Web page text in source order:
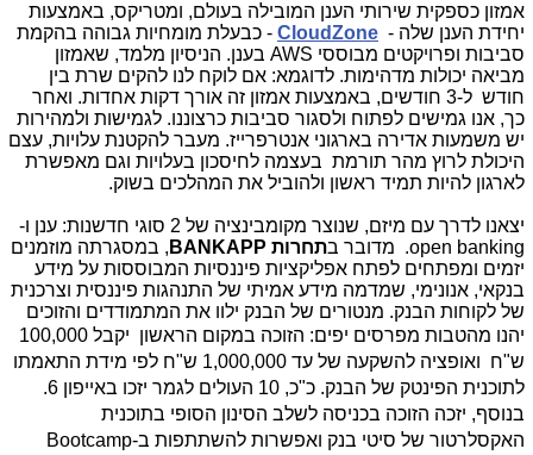
אמזון כספקית שירותי הענן המובילה בעולם, ומטריקס, באמצעות
יחידת הענן שלה - CloudZone - כבעלת מומחיות גבוהה בהקמת
סביבות ופרויקטים מבוססי AWS בענן. הניסיון מלמד, שאמזון
מביאה יכולות מדהימות. לדוגמא: אם לוקח לנו להקים שרת בין
חודש ל-3 חודשים, באמצעות אמזון זה אורך דקות אחדות. ואחר
כך, אנו גמישים לפתוח ולסגור סביבות כרצוננו. לגמישות ולמהירות
יש משמעות אדירה בארגוני אנטרפרייז. מעבר להקטנת עלויות, עצם
היכולת לרוץ מהר תורמת בעצמה לחיסכון בעלויות וגם מאפשרת
לארגון להיות תמיד ראשון ולהוביל את המהלכים בשוק.
יצאנו לדרך עם מיזם, שנוצר מקומבינציה של 2 סוגי חדשנות: ענן ו-
open banking. מדובר בתחרות BANKAPP , במסגרתה מוזמנים
יזמים ומפתחים לפתח אפליקציות פיננסיות המבוססות על מידע
בנקאי, אנונימי, שמדמה מידע אמיתי של התנהגות פיננסית וצרכנית
של לקוחות הבנק. מנטורים של הבנק ילוו את המתמודדים והזוכים
יהנו מהטבות מפרסים יפים: ה
זוכה במקום הראשון יקבל 100,000
ש"ח ואופציה להשקעה של עד 1,000,000 ש"ח לפי מידת התאמתו
לתוכנית הפינטק של הבנק. כ"כ, 10 העולים לגמר יזכו באייפון 6.
בנוסף, יזכה הזוכה בכניסה לשלב הסינון הסופי בתוכנית
האקסלרטור של סיטי בנק ואפשרות להשתתפות ב-Bootcamp